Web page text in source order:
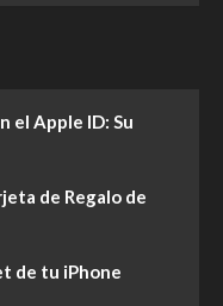
Apple ID: Su
de Regalo de
de tu iPhone